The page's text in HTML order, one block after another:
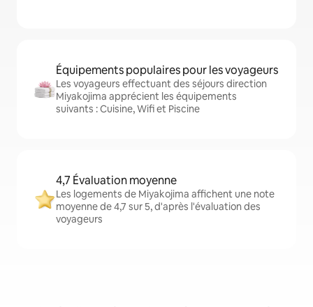
Équipements populaires pour les voyageurs
Les voyageurs effectuant des séjours direction
Miyakojima apprécient les équipements
suivants : Cuisine, Wifi et Piscine
4,7 Évaluation moyenne
Les logements de Miyakojima affichent une note
moyenne de 4,7 sur 5, d'après l'évaluation des
voyageurs